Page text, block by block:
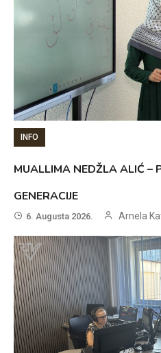
INFO
MUALLIMA NEDŽLA ALIĆ –
GENERACIJE
6. Augusta 2026. Arnela